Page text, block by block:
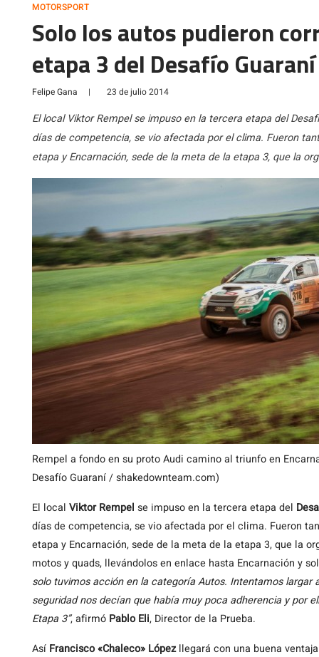
MOTORSPORT
Solo los autos pudieron
etapa 3 del Desafío
Felipe Gana | 23 de julio 2014
El local Viktor Rempel se impuso en la tercera etapa del
días de competencia, se vio afectada por el clima. Fueron
etapa y Encarnación, sede de la meta de la etapa 3, que la
Rempel a fondo en su proto Audi camino al triunfo en
Desafío Guaraní / shakedownteam.com)
El local Viktor Rempel se impuso en la tercera etapa del
días de competencia, se vio afectada por el clima. Fueron
etapa y Encarnación, sede de la meta de la etapa 3, que la
motos y quads, llevándolos en enlace hasta Encarnación y
solo tuvimos acción en la categoría Autos. Intentamos largar
seguridad nos decían que había muy poca adherencia y por
Etapa 3”, afirmó Pablo Eli, Director de la Prueba.
Así Francisco «Chaleco» Lópezllegará con una buena